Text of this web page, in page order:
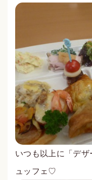
いつも以上に「デ
ュッフェ♡